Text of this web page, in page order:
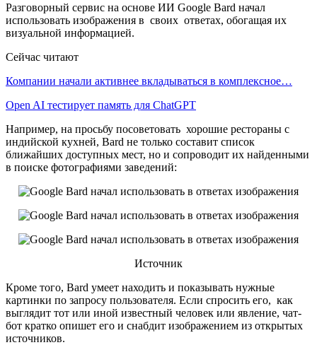
Разговорный сервис на основе ИИ Google Bard начал
использовать изображения в своих ответах, обогащая их
визуальной информацией.
Сейчас читают
Компании начали активнее вкладываться в комплексное…
Open AI тестирует память для ChatGPT
Например, на просьбу посоветовать хорошие рестораны с
индийской кухней, Bard не только составит список
ближайших доступных мест, но и сопроводит их найденными
в поиске фотографиями заведений:
Источник
Кроме того, Bard умеет находить и показывать нужные
картинки по запросу пользователя. Если спросить его, как
выглядит тот или иной известный человек или явление, чат-
бот кратко опишет его и снабдит изображением из открытых
источников.